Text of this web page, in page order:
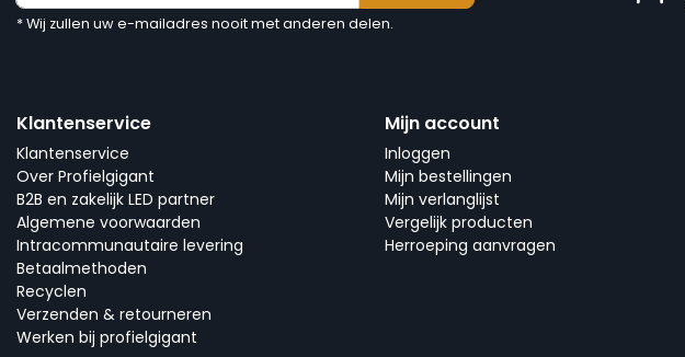
* Wij zullen uw e-mailadres nooit met anderen delen.
Klantenservice
Klantenservice
Over Profielgigant
B2B en zakelijk LED partner
Algemene voorwaarden
Intracommunautaire levering
Betaalmethoden
Recyclen
Verzenden & retourneren
Werken bij profielgigant
Mijn account
Inloggen
Mijn bestellingen
Mijn verlanglijst
Vergelijk producten
Herroeping aanvragen